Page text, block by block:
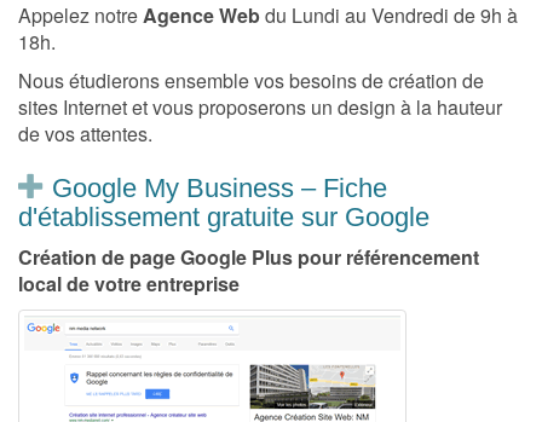
Appelez notreAgence Webdu Lundi au Vendredi de 9h à
18h.
Nous étudierons ensemble vos besoins de création de
sites Internet et vous proposerons un design à la hauteur
de vos attentes.
Google My Business – Fiche
d'établissement gratuite sur Google
Création de page Google Plus pour référencement
local de votre entreprise